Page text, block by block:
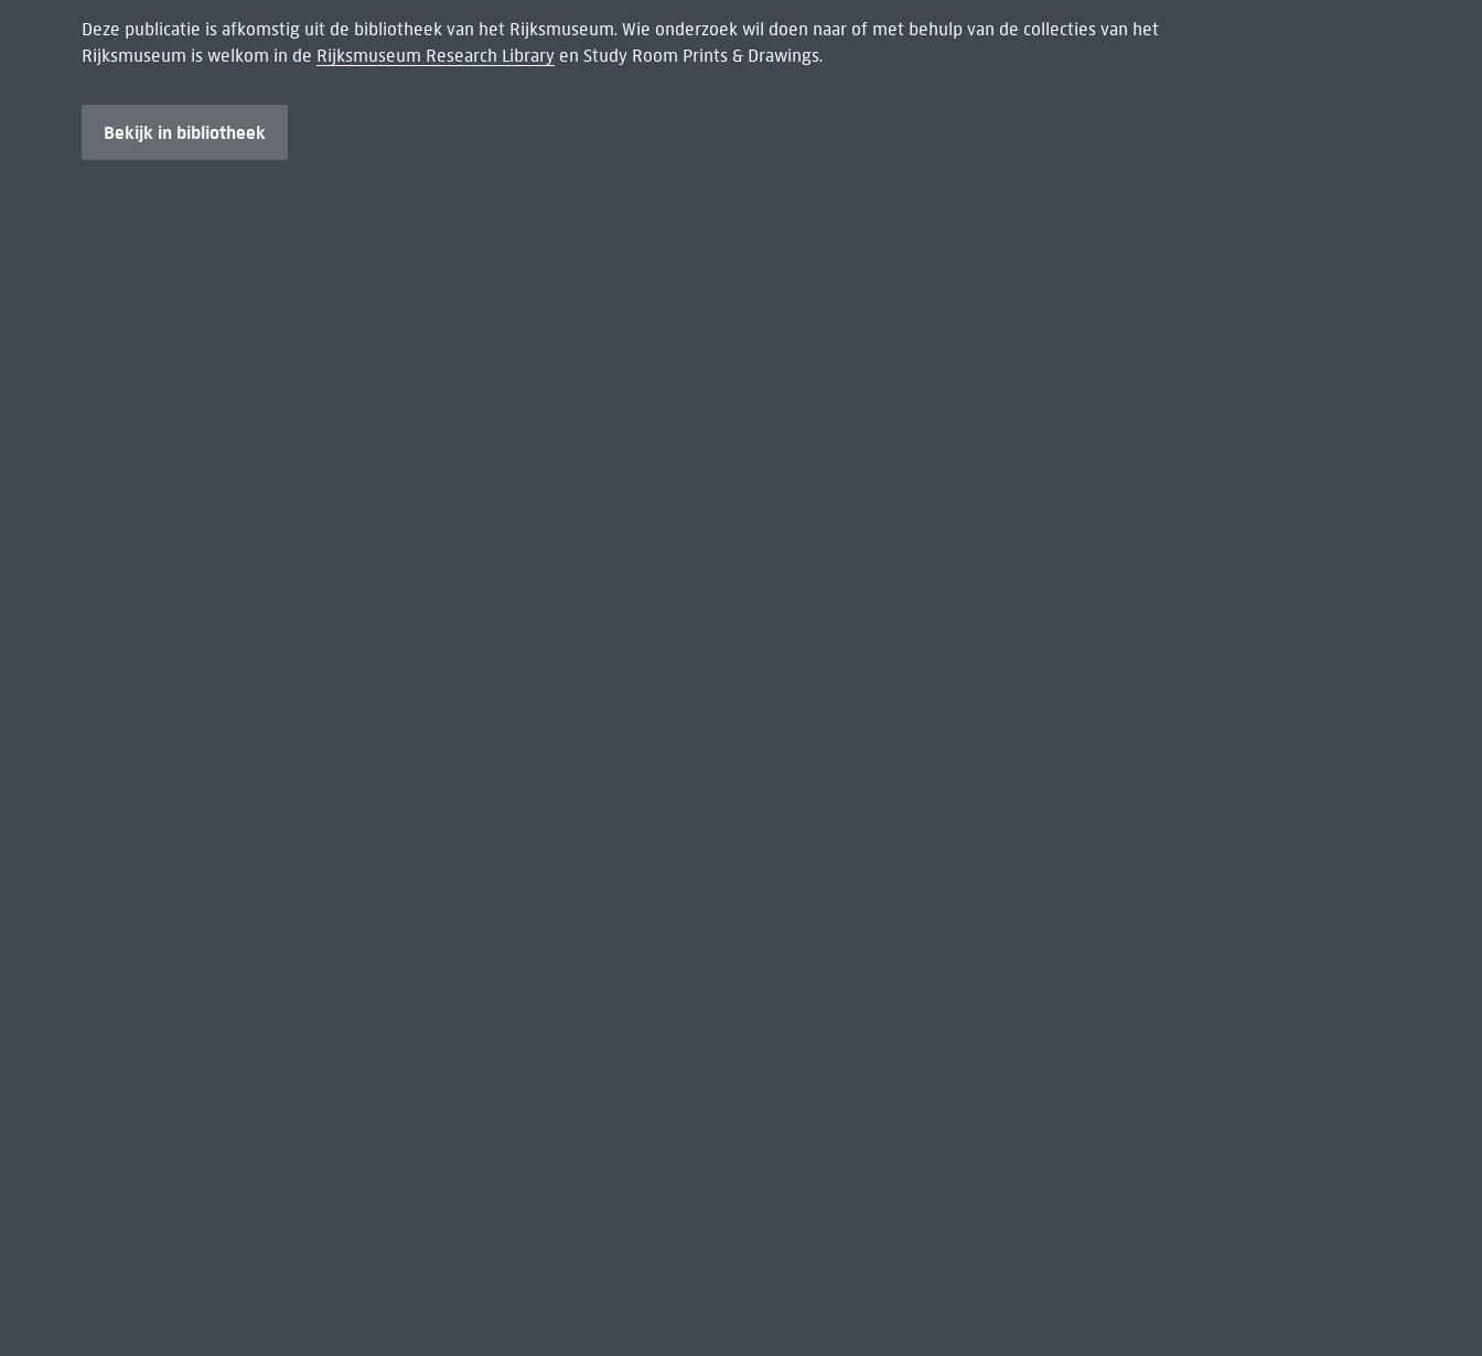
Deze publicatie is afkomstig uit de bibliotheek van het Rijksmuseum. Wie onderzoek wil doen naar of met behulp van de collecties van het
Rijksmuseum is welkom in de Rijksmuseum Research Libraryen Study Room Prints & Drawings.
Bekijk in bibliotheek